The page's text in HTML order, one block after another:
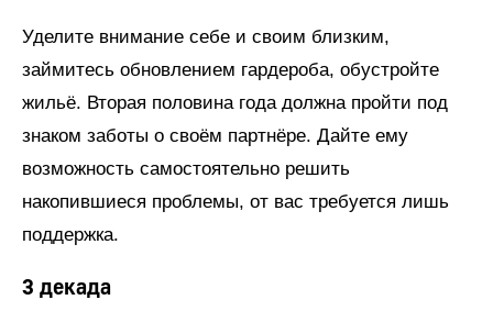
Уделите внимание себе и своим близким,
займитесь обновлением гардероба, обустройте
жильё. Вторая половина года должна пройти под
знаком заботы о своём партнёре. Дайте ему
возможность самостоятельно решить
накопившиеся проблемы, от вас требуется лишь
поддержка.
3 декада